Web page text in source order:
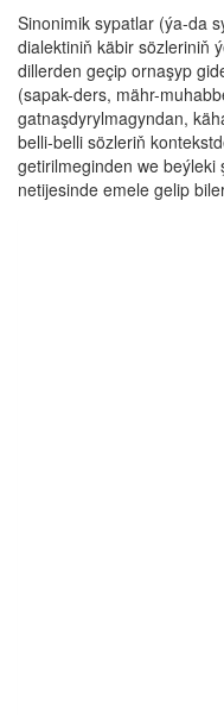
Sinonimik sypatlar (ýa-da
dialektiniň käbir sözleriniň
dillerden geçip ornaşyp
(sapak-ders, mähr-
gatnaşdyrylmagyndan,
belli-belli sözleriň
getirilmeginden we
netijesinde emele gelip